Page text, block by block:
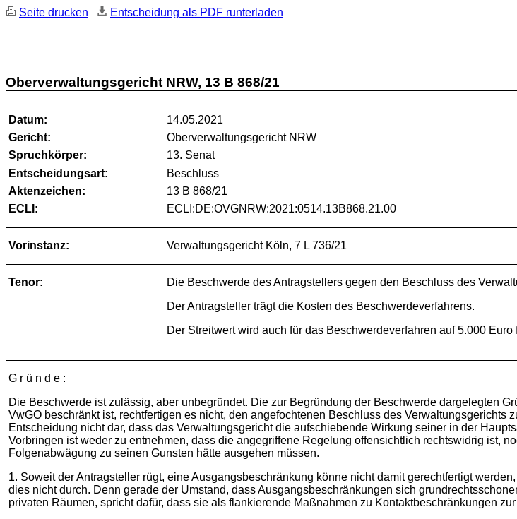
Seite drucken Entscheidung als PDF runterladen
Oberverwaltungsgericht NRW, 13 B 868/21
Datum:
14.05.2021
Gericht:
Oberverwaltungsgericht NRW
Spruchkörper:
13. Senat
Entscheidungsart:
Beschluss
Aktenzeichen:
13 B 868/21
ECLI:
ECLI:DE:OVGNRW:2021:0514.13B868.21.00
Vorinstanz: Verwaltungsgericht Köln, 7 L 736/21
Tenor:
Die Beschwerde des Antragstellers gegen den Beschluss des
Der Antragsteller trägt die Kosten des Beschwerdeverfahrens.
Der Streitwert wird auch für das Beschwerdeverfahren auf 5.000 Euro
G r ü n d e :
Die Beschwerde ist zulässig, aber unbegründet. Die zur Begründung der Beschwerde dargelegten
VwGO beschränkt ist, rechtfertigen es nicht, den angefochtenen Beschluss des
Entscheidung nicht dar, dass das Verwaltungsgericht die aufschiebende Wirkung seiner in der
Vorbringen ist weder zu entnehmen, dass die angegriffene Regelung offensichtlich rechtswidrig ist,
Folgenabwägung zu seinen Gunsten hätte ausgehen müssen.
1. Soweit der Antragsteller rügt, eine Ausgangsbeschränkung könne nicht damit gerechtfertigt
dies nicht durch. Denn gerade der Umstand, dass Ausgangsbeschränkungen sich
privaten Räumen, spricht dafür, dass sie als flankierende Maßnahmen zu Kontaktbeschränkungen